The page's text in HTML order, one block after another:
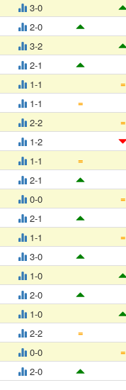
3-0
2-0
3-2
2-1
1-1
=
1-1
=
2-2
=
1-2
1-1
=
2-1
0-0
=
2-1
1-1
=
3-0
1-0
2-0
1-0
2-2
=
0-0
=
2-0